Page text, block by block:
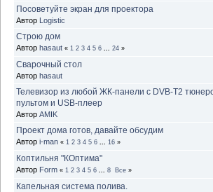
Посоветуйте экран для проектора
Автор Logistic
Строю дом
Автор hasaut « 1 2 3 4 5 6 24 »
Сварочный стол
Автор hasaut
Телевизор из любой ЖК-панели с DVB-T2
пультом и USB-плеер
Автор AMIK
Проект дома готов, давайте обсудим
Автор i-man « 1 2 3 4 5 6 16 »
Коптильня "КОптима"
Автор Form « 1 2 3 4 5 6 8 Все »
Капельная система полива.